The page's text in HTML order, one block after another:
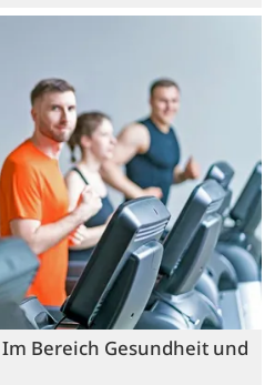
Bereich Gesundheit und